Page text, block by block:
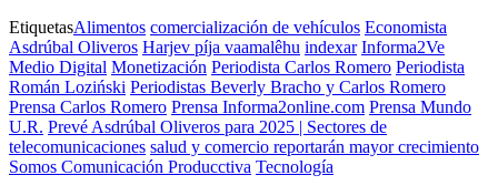
EtiquetasAlimentos comercialización de vehículos Economista
Asdrúbal Oliveros Harjev píja vaamalêhu indexar Informa2Ve
Medio Digital Monetización Periodista Carlos Romero Periodista
Román Loziński Periodistas Beverly Bracho y Carlos Romero
Prensa Carlos Romero Prensa Informa2online.com Prensa Mundo
U.R. Prevé Asdrúbal Oliveros para 2025 | Sectores de
telecomunicaciones salud y comercio reportarán mayor crecimiento
Somos Comunicación Producctiva Tecnología